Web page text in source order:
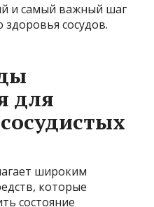
и самый важный шаг
сосудов.
для
широким
которые
состояние